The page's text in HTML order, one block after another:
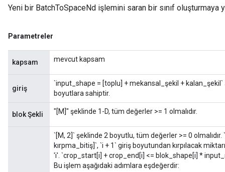
Yeni bir BatchToSpaceNd işlemini saran bir sınıf oluşturmaya
Parametreler
kapsam mevcut kapsam
giriş
`input_shape = [toplu] + mekansal_şekil +
boyutlara sahiptir.
blok Şekli "[M]" şeklinde 1-D, tüm değerler >= 1 olmalıdır.
`[M, 2]` şeklinde 2 boyutlu, tüm değerler >= 0 olmalıdır.
kırpma_bitiş]`, `i + 1` giriş boyutundan kırpılacak
'i'. `crop_start[i] + crop_end[i] <= blok_shape[i] *
Bu işlem aşağıdaki adımlara eşdeğerdir: